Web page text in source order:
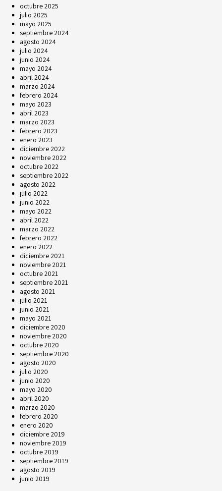
octubre 2025
julio 2025
mayo 2025
septiembre 2024
agosto 2024
julio 2024
junio 2024
mayo 2024
abril 2024
marzo 2024
febrero 2024
mayo 2023
abril 2023
marzo 2023
febrero 2023
enero 2023
diciembre 2022
noviembre 2022
octubre 2022
septiembre 2022
agosto 2022
julio 2022
junio 2022
mayo 2022
abril 2022
marzo 2022
febrero 2022
enero 2022
diciembre 2021
noviembre 2021
octubre 2021
septiembre 2021
agosto 2021
julio 2021
junio 2021
mayo 2021
diciembre 2020
noviembre 2020
octubre 2020
septiembre 2020
agosto 2020
julio 2020
junio 2020
mayo 2020
abril 2020
marzo 2020
febrero 2020
enero 2020
diciembre 2019
noviembre 2019
octubre 2019
septiembre 2019
agosto 2019
junio 2019